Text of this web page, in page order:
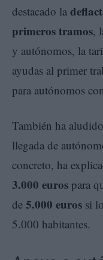
destacado la
primeros tramos,
y autónomos, la
ayudas al primer
para autónomos
También ha
llegada de
concreto, ha
3.000 euros para
de 5.000 euros si
5.000 habitantes.